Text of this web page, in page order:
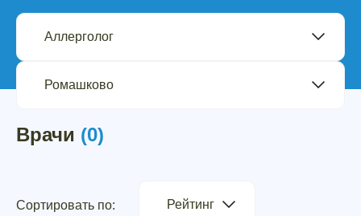
Врачи (0)
Сортировать по: Рейтинг